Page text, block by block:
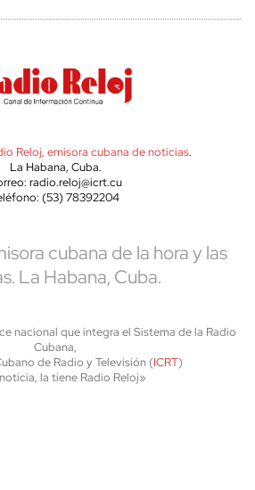
Reloj, emisora cubana de noticias.
La Habana, Cuba.
radio.reloj@icrt.cu
(53) 78392204
cubana de la hora y las
La Habana, Cuba.
nacional que integra el Sistema de la Radio
Cubana,
de Radio y Televisión (ICRT)
la tiene Radio Reloj»